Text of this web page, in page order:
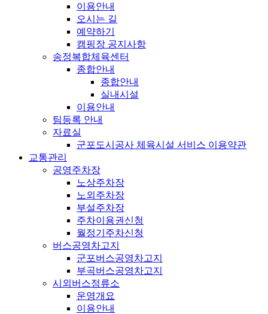
이용안내
오시는 길
예약하기
캠핑장 공지사항
송정복합체육센터
종합안내
종합안내
실내시설
이용안내
팀등록 안내
자료실
군포도시공사 체육시설 서비스 이용약관
교통관리
공영주차장
노상주차장
노외주차장
부설주차장
주차이용권신청
월정기주차신청
버스공영차고지
군포버스공영차고지
부곡버스공영차고지
시외버스정류소
운영개요
이용안내